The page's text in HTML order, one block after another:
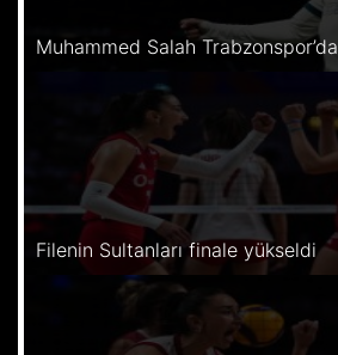
Muhammed Salah Trabzonspor’da
Filenin Sultanları finale yükseldi